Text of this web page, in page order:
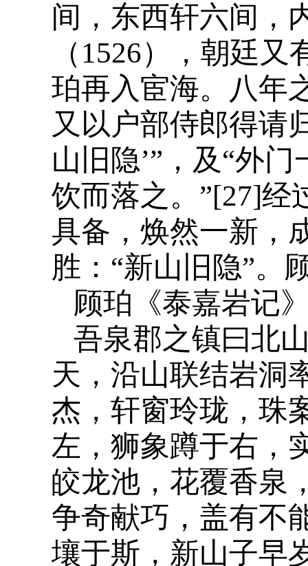
间，东西轩六间，
（1526），朝廷
珀再入宦海。八年
又以户部侍郎得请
山旧隐’”，及“外
饮而落之。”[27]经
具备，焕然一新，
胜：“新山旧隐”。
顾珀《泰嘉岩记
吾泉郡之镇曰北
天，沿山联结岩洞
杰，轩窗玲珑，珠
左，狮象蹲于右，
皎龙池，花覆香泉
争奇献巧，盖有不
壤于斯，新山子早